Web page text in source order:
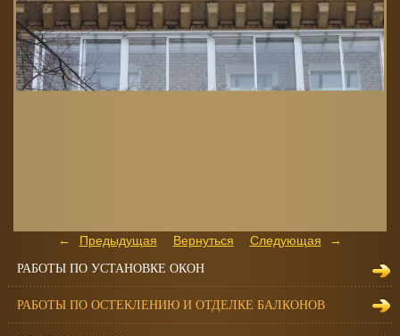
Предыдущая Вернуться Следующая
РАБОТЫ ПО УСТАНОВКЕ ОКОН
РАБОТЫ ПО ОСТЕКЛЕНИЮ И ОТДЕЛКЕ БАЛКОНОВ